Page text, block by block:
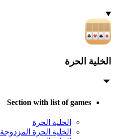
الخلية الحرة
Section with list of games
الخلية الحرة
الخلية الحرة المزدوجة